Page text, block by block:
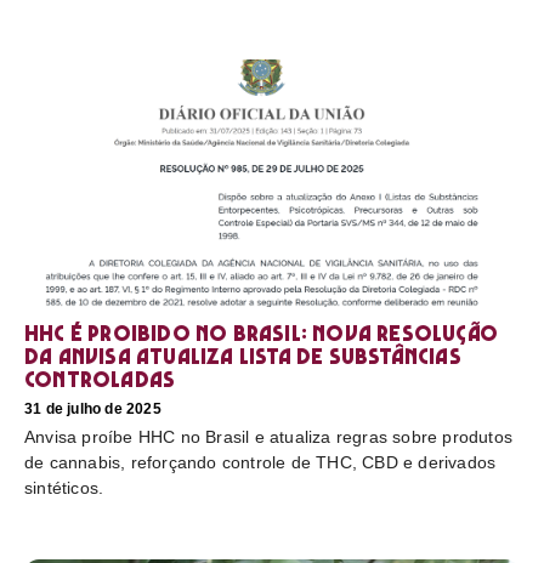
HHC é proibido no Brasil: nova resolução
da Anvisa atualiza lista de substâncias
controladas
31 de julho de 2025
Anvisa proíbe HHC no Brasil e atualiza regras sobre produtos
de cannabis, reforçando controle de THC, CBD e derivados
sintéticos.